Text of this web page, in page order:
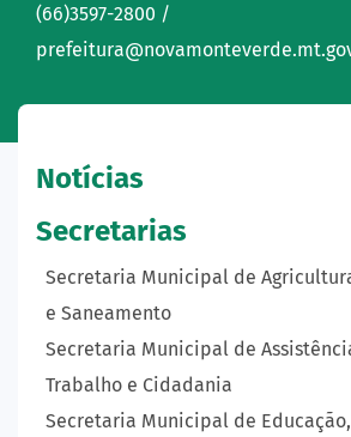
(66)3597-2800 /
Notícias
Secretarias
Secretaria Municipal de
e Saneamento
Secretaria Municipal de
Trabalho e Cidadania
Secretaria Municipal de